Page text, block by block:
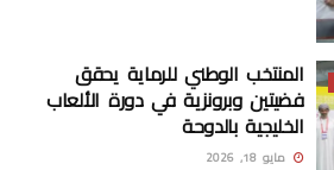
المنتخب الوطني للرماية يحقق
فضيتين وبرونزية في دورة الألعاب
الخليجية بالدوحة
مايو 18, 2026